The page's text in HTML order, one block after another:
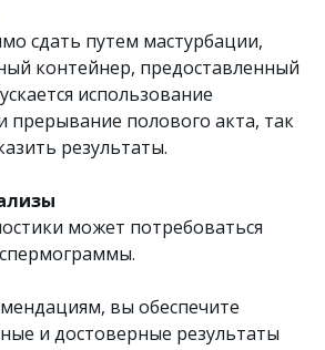
сдать путем мастурбации,
контейнер, предоставленный
использование
прерывание полового акта, так
результаты.
может потребоваться
вы обеспечите
и достоверные результаты